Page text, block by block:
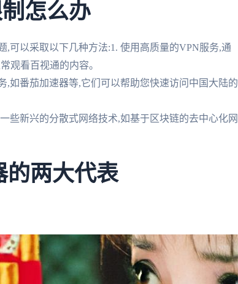
怎么办
可以采取以下几种方法:1. 使用高质量的VPN服务,通
观看百视通的内容。
,如番茄加速器等,它们可以帮助您快速访问中国大陆的
些新兴的分散式网络技术,如基于区块链的去中心化网
的两大代表